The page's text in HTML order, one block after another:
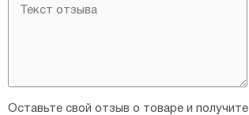
Оставьте свой отзыв о товаре и получите